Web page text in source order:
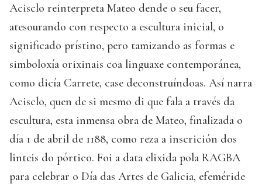
Acisclo reinterpreta Mateo dende o seu facer,
atesourando con respecto a escultura inicial, o
significado prístino, pero tamizando as formas e
simboloxía orixinais coa linguaxe contemporánea,
como dicía Carrete, case deconstruíndoas. Así narra
Acisclo, quen de si mesmo di que fala a través da
escultura, esta inmensa obra de Mateo, finalizada o
día 1 de abril de 1188, como reza a inscrición dos
linteis do pórtico. Foi a data elixida pola RAGBA
para celebrar o Día das Artes de Galicia, efeméride